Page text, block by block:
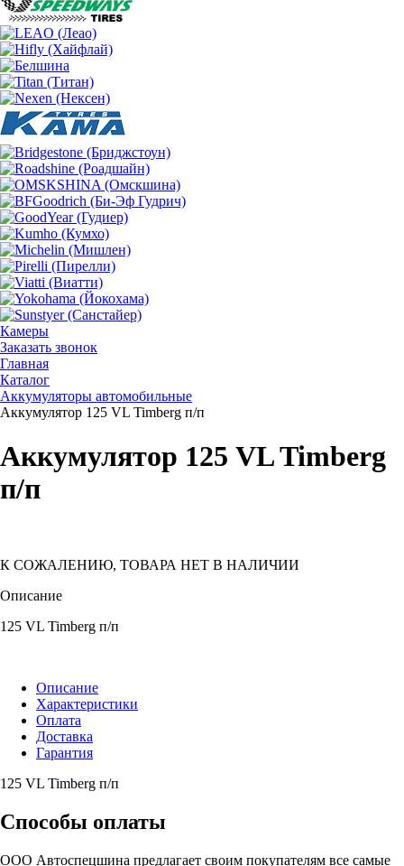
Камеры
Заказать звонок
Главная
Каталог
Аккумуляторы автомобильные
Аккумулятор 125 VL Timberg п/п
Аккумулятор 125 VL Timberg
п/п
К СОЖАЛЕНИЮ, ТОВАРА НЕТ В НАЛИЧИИ
Описание
125 VL Timberg п/п
Описание
Характеристики
Оплата
Доставка
Гарантия
125 VL Timberg п/п
Способы оплаты
ООО Автоспецшина предлагает своим покупателям все самые